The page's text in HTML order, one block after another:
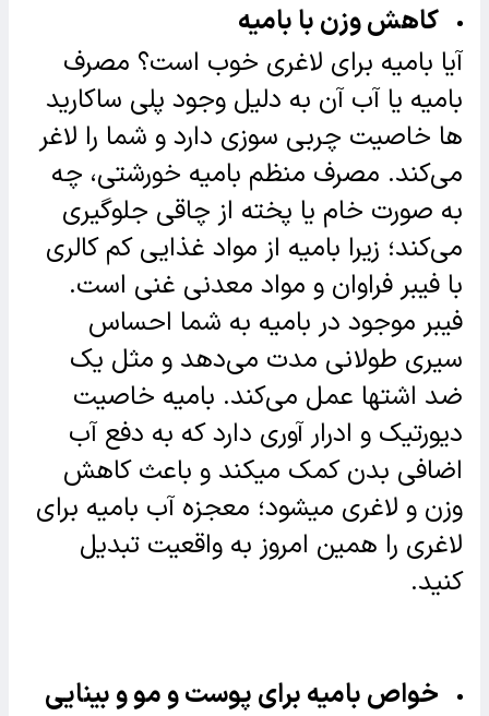
کاهش وزن با بامیه
آیا بامیه برای لاغری خوب است؟ مصرف
بامیه یا آب آن به دلیل وجود پلی ساکارید
ها خاصیت چربی سوزی دارد و شما را لاغر
می‌کند. مصرف منظم بامیه خورشتی، چه
به صورت خام یا پخته از چاقی جلوگیری
می‌کند؛ زیرا بامیه از مواد غذایی کم کالری
با فیبر فراوان و مواد معدنی غنی است.
فیبر موجود در بامیه به شما احساس
سیری طولانی مدت می‌دهد و مثل یک
ضد اشتها عمل می‌کند. بامیه خاصیت
دیورتیک و ادرار آوری دارد که به دفع آب
اضافی بدن کمک می‎کند و باعث کاهش
وزن و لاغری می‎شود؛ معجزه آب بامیه برای
لاغری را همین امروز به واقعیت تبدیل
کنید.
خواص بامیه برای پوست و مو و بینایی